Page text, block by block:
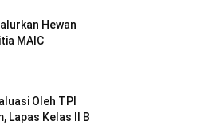
Hewan
MAIC
Oleh TPI
Lapas Kelas II B